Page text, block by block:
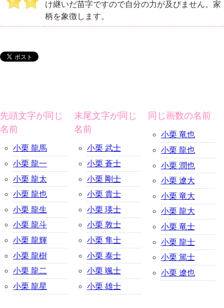
け継いだ苗字ですので自分の力が及びません。家
柄を象徴します。
先頭文字が同じ
名前
小栗 龍馬
小栗 龍一
小栗 龍太
小栗 龍也
小栗 龍生
小栗 龍斗
小栗 龍輝
小栗 龍樹
小栗 龍二
小栗 龍星
末尾文字が同じ
名前
小栗 武士
小栗 蒼士
小栗 剛士
小栗 貴士
小栗 瑛士
小栗 敦士
小栗 隼士
小栗 泰士
小栗 颯士
小栗 雄士
同じ画数の名前
小栗 竜也
小栗 龍也
小栗 潤也
小栗 遼大
小栗 竜大
小栗 龍大
小栗 竜士
小栗 龍士
小栗 篤士
小栗 遼也